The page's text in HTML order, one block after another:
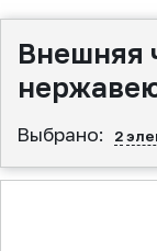
Внешняя
Выбрано: 2